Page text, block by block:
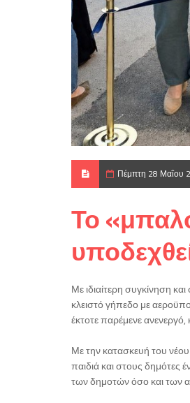
Πέμπτη 28 Μαΐου
Το
Με ιδιαίτερη συγκίνηση
κλειστό γήπεδο με
έκτοτε παρέμενε
Με την κατασκευή του
παιδιά και στους δημότες
των δημοτών όσο και των